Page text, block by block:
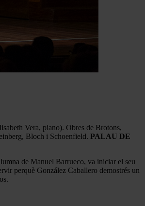
Vera, piano). Obres de Brotons,
Bloch i Schoenfield. PALAU DE
de Manuel Barrueco, va iniciar el seu
perquè González Caballero demostrés un